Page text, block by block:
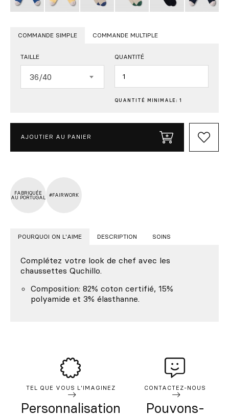
COMMANDE SIMPLE COMMANDE MULTIPLE
TAILLE
36/40
QUANTITÉ
Quantité
QUANTITÉ MINIMALE: 1
AJOUTIER AU PANIER
FABRIQUÉE
AU PORTUGAL
#FAIRWORK
POURQUOI ON L'AIME DESCRIPTION SOINS
Complétez votre look de chef avec les
chaussettes Quchillo.
Composition: 82% coton certifié, 15%
polyamide et 3% élasthanne.
TEL QUE VOUS L'IMAGINEZ
Personnalisation
CONTACTEZ-NOUS
Pouvons-